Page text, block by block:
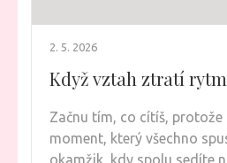
2. 5. 2026
Když vztah ztratí
Začnu tím, co cítíš, protože
moment, který všechno
okamžik, kdy spolu sedíte